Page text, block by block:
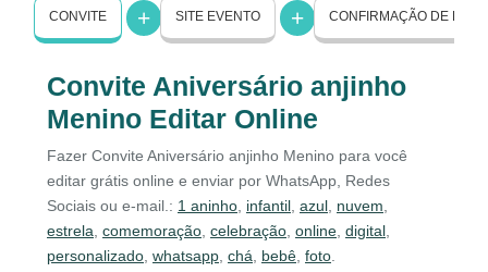
CONVITE SITE EVENTO CONFIRMAÇÃO DE
Convite Aniversário anjinho
Menino Editar Online
Fazer Convite Aniversário anjinho Menino para você
editar grátis online e enviar por WhatsApp, Redes
Sociais ou e-mail.: 1 aninho infantil azul nuvem
estrela comemoração celebração online digital
personalizado whatsapp chá bebê foto